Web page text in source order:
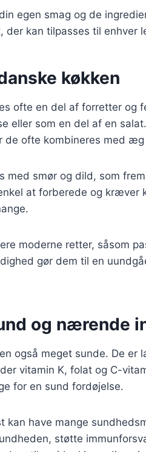
egen smag og de
der kan tilpasses til enhver
køkken
ofte en del af forretter og
eller som en del af en
de ofte kombineres med æg
med smør og dild, som
at forberede og kræver
moderne retter, såsom
gør dem til en
og nærende
også meget sunde. De er
vitamin K, folat og C-
for en sund fordøjelse.
kan have mange
støtte